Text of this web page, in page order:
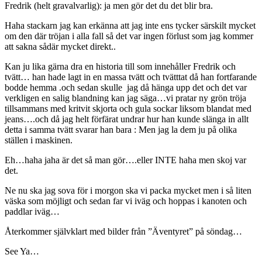
Fredrik (helt gravalvarlig): ja men gör det du det blir bra.
Haha stackarn jag kan erkänna att jag inte ens tycker särskilt mycket
om den där tröjan i alla fall så det var ingen förlust som jag kommer
att sakna sådär mycket direkt..
Kan ju lika gärna dra en historia till som innehåller Fredrik och
tvätt… han hade lagt in en massa tvätt och tvätttat då han fortfarande
bodde hemma .och sedan skulle jag då hänga upp det och det var
verkligen en salig blandning kan jag säga…vi pratar ny grön tröja
tillsammans med kritvit skjorta och gula sockar liksom blandat med
jeans….och då jag helt förfärat undrar hur han kunde slänga in allt
detta i samma tvätt svarar han bara : Men jag la dem ju på olika
ställen i maskinen.
Eh…haha jaha är det så man gör….eller INTE haha men skoj var
det.
Ne nu ska jag sova för i morgon ska vi packa mycket men i så liten
väska som möjligt och sedan far vi iväg och hoppas i kanoten och
paddlar iväg…
Återkommer självklart med bilder från ”Äventyret” på söndag…
See Ya…